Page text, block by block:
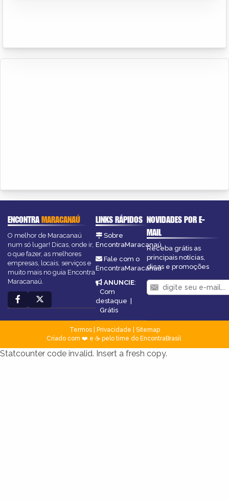
ENCONTRAMARACANAÚ
O melhor de Maracanaú
num só lugar! Dicas, onde ir,
o que fazer, as melhores
empresas, locais, serviços e
muito mais no guia Encontra
Maracanaú.
LINKS RÁPIDOS
Sobre
EncontraMaracanaú
Fale com o
EncontraMaracanaú
ANUNCIE:
Com
destaque |
Grátis
NOVIDADES POR E-
MAIL
Receba grátis as
principais notícias,
dicas e promoções
Termos| Privacidade
Sitemap
Criado com ❤️ e ☕ pelo time do EncontraBrasil
Statcounter code invalid. Insert a fresh copy.